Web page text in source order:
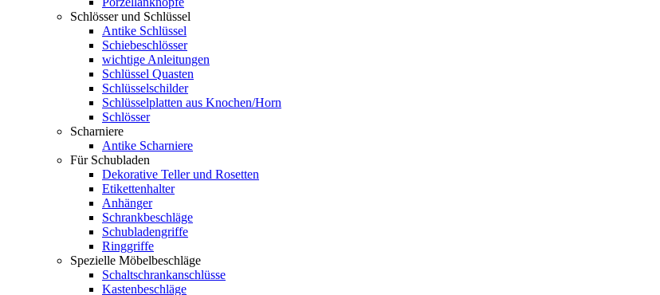
Schlösser und Schlüssel
Antike Schlüssel
Schiebeschlösser
wichtige Anleitungen
Schlüssel Quasten
Schlüsselschilder
Schlüsselplatten aus Knochen/Horn
Schlösser
Scharniere
Antike Scharniere
Für Schubladen
Dekorative Teller und Rosetten
Etikettenhalter
Anhänger
Schrankbeschläge
Schubladengriffe
Ringgriffe
Spezielle Möbelbeschläge
Schaltschrankanschlüsse
Kastenbeschläge